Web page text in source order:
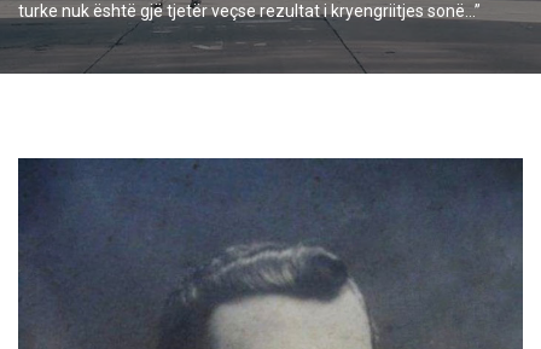
turke nuk është gjë tjetër veçse rezultat i kryengriitjes sonë…”